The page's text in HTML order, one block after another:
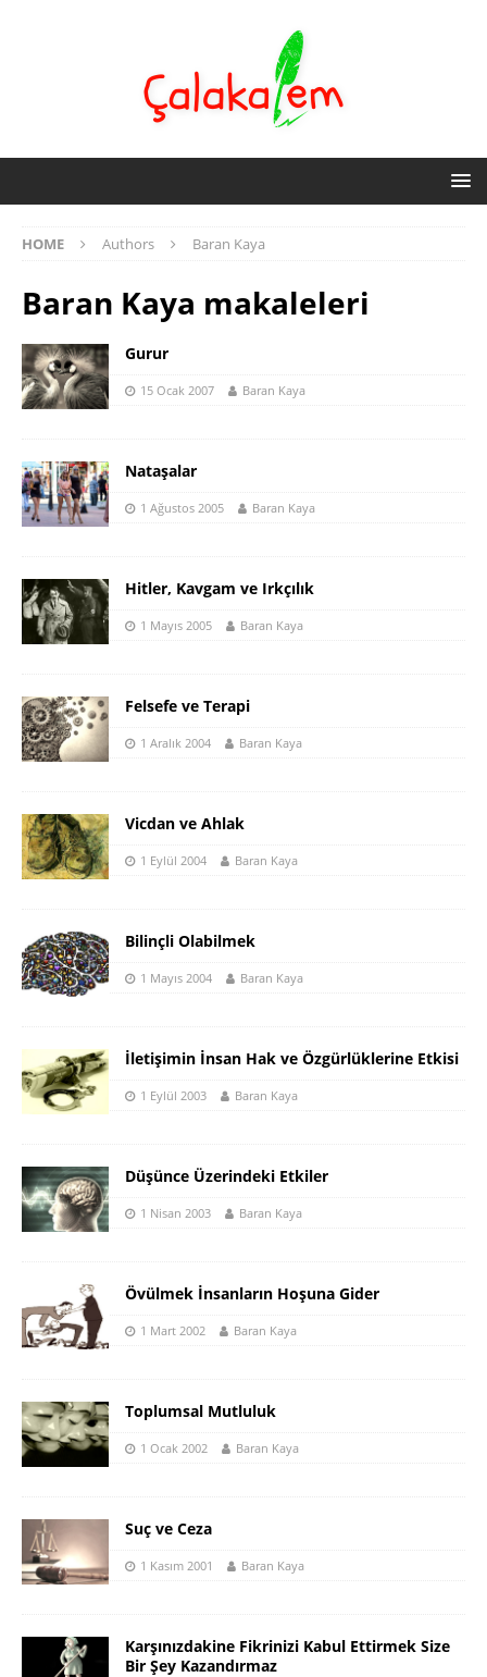
HOME Authors Baran Kaya
Baran Kaya makaleleri
Gurur
15 Ocak 2007 Baran Kaya
Nataşalar
1 Ağustos 2005 Baran Kaya
Hitler, Kavgam ve Irkçılık
1 Mayıs 2005 Baran Kaya
Felsefe ve Terapi
1 Aralık 2004 Baran Kaya
Vicdan ve Ahlak
1 Eylül 2004 Baran Kaya
Bilinçli Olabilmek
1 Mayıs 2004 Baran Kaya
İletişimin İnsan Hak ve Özgürlüklerine Etkisi
1 Eylül 2003 Baran Kaya
Düşünce Üzerindeki Etkiler
1 Nisan 2003 Baran Kaya
Övülmek İnsanların Hoşuna Gider
1 Mart 2002 Baran Kaya
Toplumsal Mutluluk
1 Ocak 2002 Baran Kaya
Suç ve Ceza
1 Kasım 2001 Baran Kaya
Karşınızdakine Fikrinizi Kabul Ettirmek Size
Bir Şey Kazandırmaz